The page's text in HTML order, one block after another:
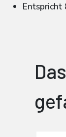
Entspricht